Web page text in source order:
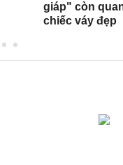
giáp" còn
chiếc váy đẹp